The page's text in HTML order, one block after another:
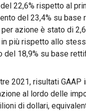
del 22,6% rispetto al
del 23,4% su base
azione è stato di
più rispetto allo
del 18,9% su base
2021, risultati GAAP
al lordo delle
di dollari,